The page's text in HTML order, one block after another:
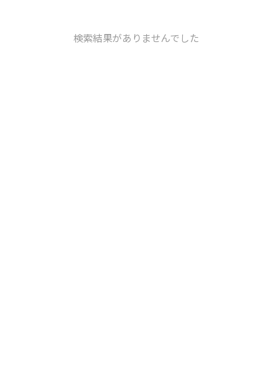
検索結果がありませんでした